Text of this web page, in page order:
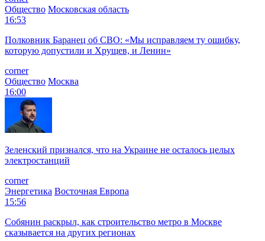
Общество Московская область
16:53
Полковник Баранец об СВО: «Мы исправляем ту ошибку,
которую допустили и Хрущев, и Ленин»
corner
Общество Москва
16:00
Зеленский признался, что на Украине не осталось целых
электростанций
corner
Энергетика Восточная Европа
15:56
Собянин раскрыл, как строительство метро в Москве
сказывается на других регионах